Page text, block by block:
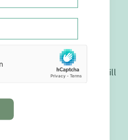
dosen.
som ett alternativ till
i steril form.